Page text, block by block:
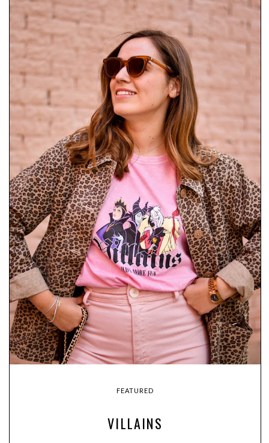
FEATURED
VILLAINS